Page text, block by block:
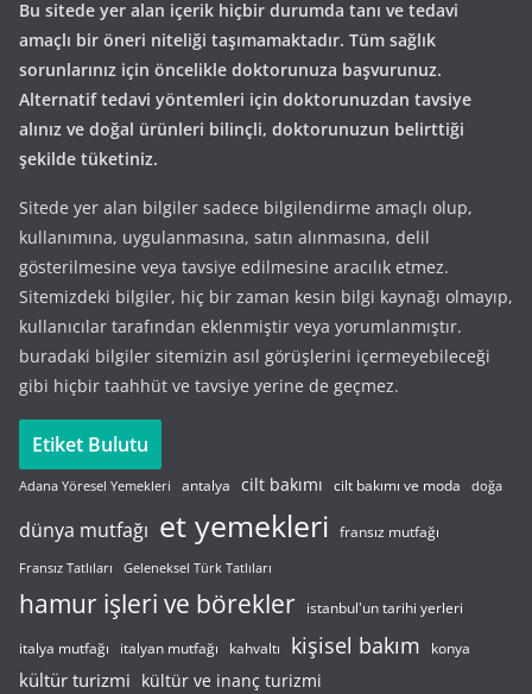
Bu sitede yer alan içerik hiçbir durumda tanı ve tedavi
amaçlı bir öneri niteliği taşımamaktadır. Tüm sağlık
sorunlarınız için öncelikle doktorunuza başvurunuz.
Alternatif tedavi yöntemleri için doktorunuzdan tavsiye
alınız ve doğal ürünleri bilinçli, doktorunuzun belirttiği
şekilde tüketiniz.
Sitede yer alan bilgiler sadece bilgilendirme amaçlı olup,
kullanımına, uygulanmasına, satın alınmasına, delil
gösterilmesine veya tavsiye edilmesine aracılık etmez.
Sitemizdeki bilgiler, hiç bir zaman kesin bilgi kaynağı olmayıp,
kullanıcılar tarafından eklenmiştir veya yorumlanmıştır.
buradaki bilgiler sitemizin asıl görüşlerini içermeyebileceği
gibi hiçbir taahhüt ve tavsiye yerine de geçmez.
Etiket Bulutu
Adana Yöresel Yemekleri antalya cilt bakımı cilt bakımı ve moda doğa
dünya mutfağı et yemekleri fransız mutfağı
Fransız Tatlıları Geleneksel Türk Tatlıları
hamur işleri ve börekler istanbul'un tarihi yerleri
italya mutfağı italyan mutfağı kahvaltı kişisel bakım konya
kültür turizmi kültür ve inanç turizmi